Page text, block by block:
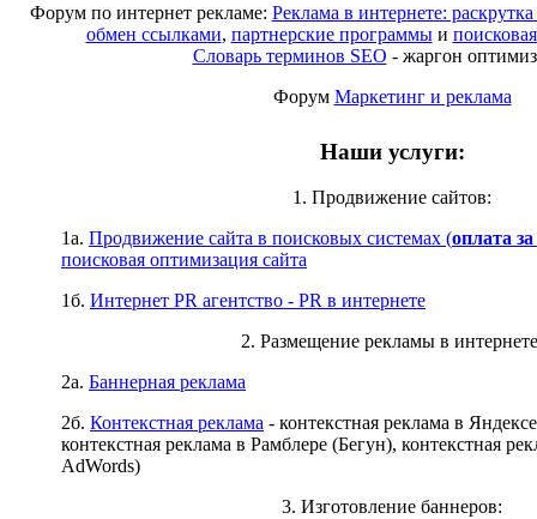
Форум по интернет рекламе: Реклама в интернете:
обмен ссылками, партнерские программыи
Словарь терминов SEO - жаргон
Форум Маркетинг и реклама
Наши услуги:
1. Продвижение сайтов:
1а. Продвижение сайта в поисковых системах (оплата
поисковая оптимизация сайта
1б. Интернет PR агентство - PR в интернете
2. Размещение рекламы в
2а. Баннерная реклама
2б. Контекстная реклама - контекстная реклама в
контекстная реклама в Рамблере (Бегун), контекстная
AdWords)
3. Изготовление баннеров: